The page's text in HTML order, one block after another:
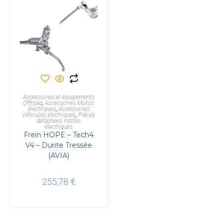
CHOIX DES OPTIONSplusieurs
variations.
Les
options
être
choisies
sur
Accessoires et équipements
Offroad,Accessoires Motos
électriques, Accessoires
véhicules électriques, Pièces
détachées motos
électriques
Frein HOPE – Tech4
V4 – Durite Tressée
(AVIA)
255,78 €